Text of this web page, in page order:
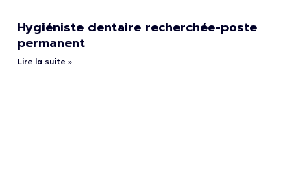
Hygiéniste dentaire recherchée-poste
permanent
Lire la suite »